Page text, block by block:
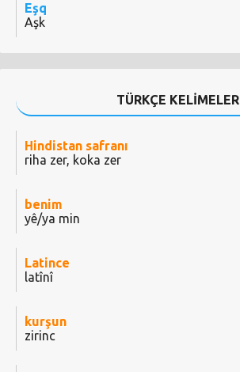
Eşq
Aşk
TÜRKÇE KELİMELER
Hindistan safranı
riha zer, koka zer
benim
yê/ya min
Latince
latînî
kurşun
zirinc